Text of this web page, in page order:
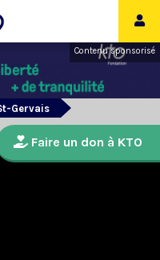
Contenu sponsorisé
Gervais
Faire un don à KTO